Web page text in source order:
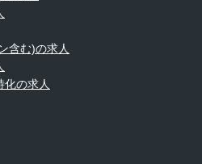
含む)の求人
化の求人